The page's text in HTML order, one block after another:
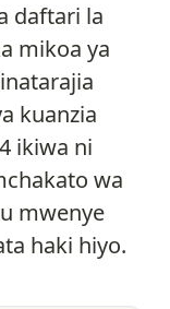
daftari la
mikoa ya
kuanzia
ikiwa ni
wa
mwenye
haki hiyo.